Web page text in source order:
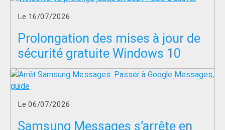
Le 16/07/2026
Prolongation des mises à jour de
sécurité gratuite Windows 10
Le 06/07/2026
Samsung Messages s’arrête en